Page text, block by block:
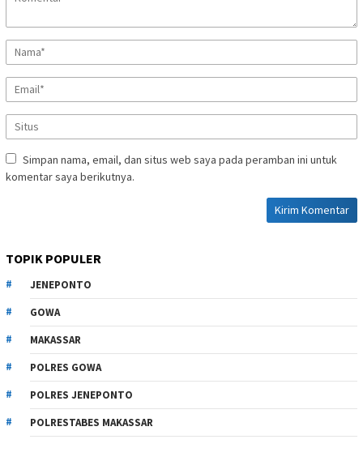
Simpan nama, email, dan situs web saya pada peramban ini untuk
komentar saya berikutnya.
TOPIK POPULER
JENEPONTO
GOWA
MAKASSAR
POLRES GOWA
POLRES JENEPONTO
POLRESTABES MAKASSAR